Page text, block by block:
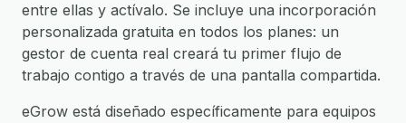
entre ellas y actívalo. Se incluye una incorporación
personalizada gratuita en todos los planes: un
gestor de cuenta real creará tu primer flujo de
trabajo contigo a través de una pantalla compartida.
eGrow está diseñado específicamente para equipos